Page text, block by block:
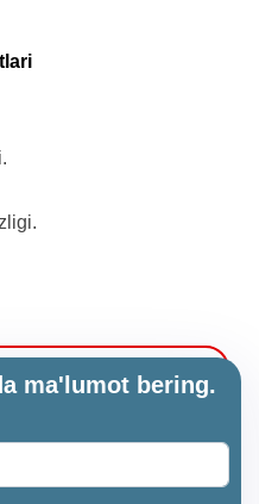
ma'lumot bering.